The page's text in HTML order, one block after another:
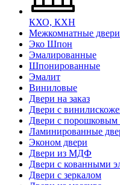
КХО, КХН
Межкомнатные двери
Эко Шпон
Эмалированные
Шпонированные
Эмалит
Виниловые
Двери на заказ
Двери с
Двери с
Ламинированные
Эконом двери
Двери из МДФ
Двери с кованными
Двери с зеркалом